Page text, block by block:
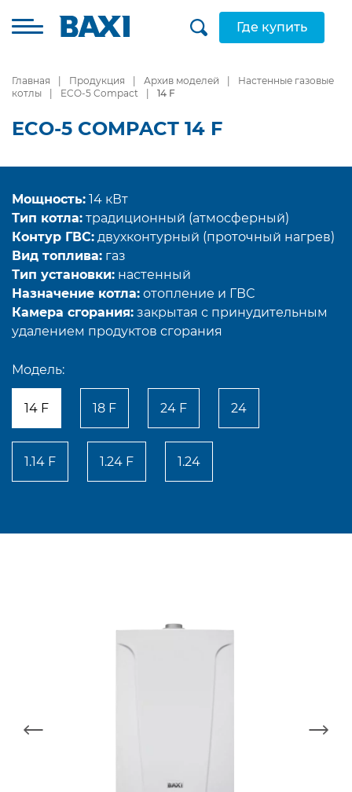
Где купить
Главная Продукция Архив моделей
Настенные газовые
котлы
ECO-5 Compact 14 F
ECO-5 COMPACT 14 F
Мощность: 14 кВт
Тип котла: традиционный (атмосферный)
Контур ГВС: двухконтурный (проточный нагрев)
Вид топлива: газ
Тип установки: настенный
Назначение котла: отопление и ГВС
Камера сгорания: закрытая с принудительным
удалением продуктов сгорания
Модель:
14 F 18 F 24 F 24
1.14 F 1.24 F 1.24